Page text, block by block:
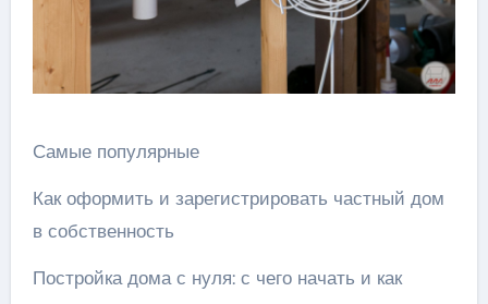
Самые популярные
Как оформить и зарегистрировать частный дом
в собственность
Постройка дома с нуля: с чего начать и как